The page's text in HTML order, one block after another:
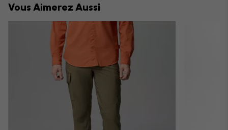
Vous Aimerez Aussi